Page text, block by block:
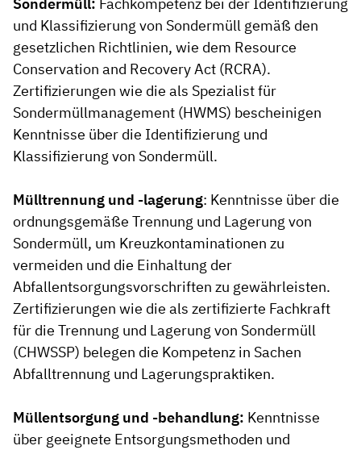
Sondermüll: Fachkompetenz bei der Identifizierung
und Klassifizierung von Sondermüll gemäß den
gesetzlichen Richtlinien, wie dem Resource
Conservation and Recovery Act (RCRA).
Zertifizierungen wie die als Spezialist für
Sondermüllmanagement (HWMS) bescheinigen
Kenntnisse über die Identifizierung und
Klassifizierung von Sondermüll.
Mülltrennung und -lagerung: Kenntnisse über die
ordnungsgemäße Trennung und Lagerung von
Sondermüll, um Kreuzkontaminationen zu
vermeiden und die Einhaltung der
Abfallentsorgungsvorschriften zu gewährleisten.
Zertifizierungen wie die als zertifizierte Fachkraft
für die Trennung und Lagerung von Sondermüll
(CHWSSP) belegen die Kompetenz in Sachen
Abfalltrennung und Lagerungspraktiken.
Müllentsorgung und -behandlung: Kenntnisse
über geeignete Entsorgungsmethoden und